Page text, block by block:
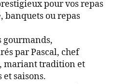
pour vos repas
banquets ou repas
gourmands,
par Pascal, chef
mariant tradition et
saisons.